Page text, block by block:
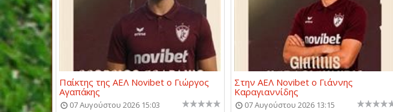
Παίκτης της ΑΕΛ Novibet ο Γιώργος
Αγαπάκης
07 Αυγούστου 2026 15:03
Στην ΑΕΛ Novibet ο Γιάννης
Καραγιαννίδης
07 Αυγούστου 2026 13:15